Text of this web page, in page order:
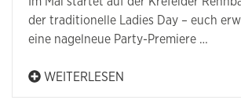
der traditionelle Ladies Day – euch
eine nagelneue Party-Premiere …
WEITERLESEN